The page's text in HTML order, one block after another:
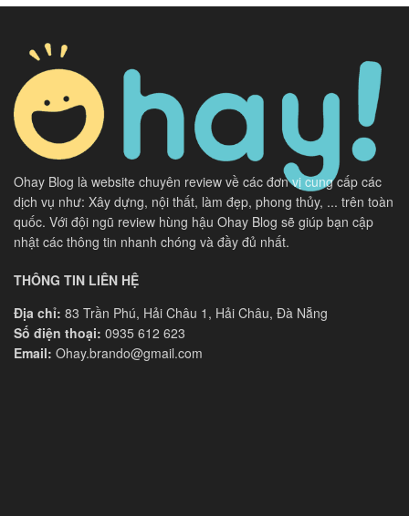
Ohay Blog là website chuyên review về các đơn vị cung cấp các
dịch vụ như: Xây dựng, nội thất, làm đẹp, phong thủy, ... trên toàn
quốc. Với đội ngũ review hùng hậu Ohay Blog sẽ giúp bạn cập
nhật các thông tin nhanh chóng và đầy đủ nhất.
THÔNG TIN LIÊN HỆ
Địa chỉ: 83 Trần Phú, Hải Châu 1, Hải Châu, Đà Nẵng
Số điện thoại: 0935 612 623
Email: Ohay.brando@gmail.com